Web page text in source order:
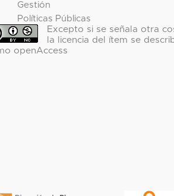
Gestión
Políticas Públicas
Excepto si se señala otra
la licencia del ítem se
openAccess